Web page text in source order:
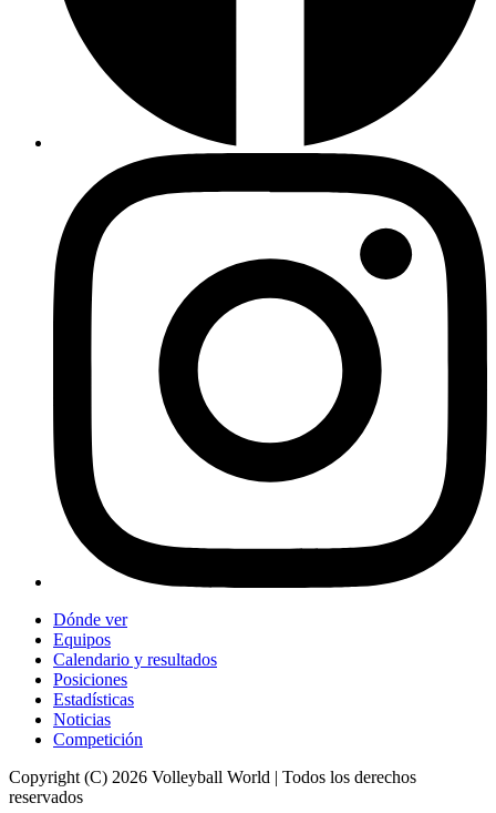
Dónde ver
Equipos
Calendario y resultados
Posiciones
Estadísticas
Noticias
Competición
Copyright (C) 2026 Volleyball World | Todos los derechos
reservados